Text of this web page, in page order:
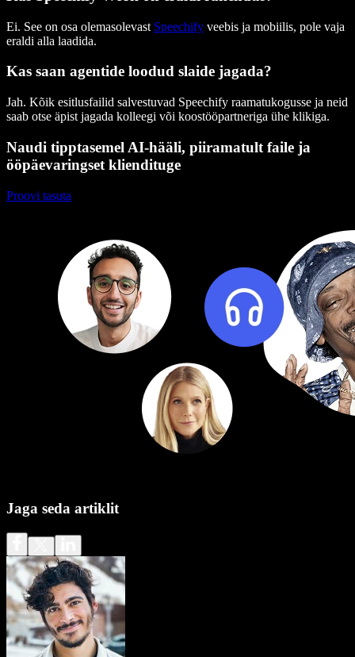
Ei. See on osa olemasolevast Speechify veebis ja mobiilis, pole vaja
eraldi alla laadida.
Kas saan agentide loodud slaide jagada?
Jah. Kõik esitlusfailid salvestuvad Speechify raamatukogusse ja neid
saab otse äpist jagada kolleegi või koostööpartneriga ühe klikiga.
Naudi tipptasemel AI-hääli, piiramatult faile ja
ööpäevaringset kliendituge
Proovi tasuta
Jaga seda artiklit